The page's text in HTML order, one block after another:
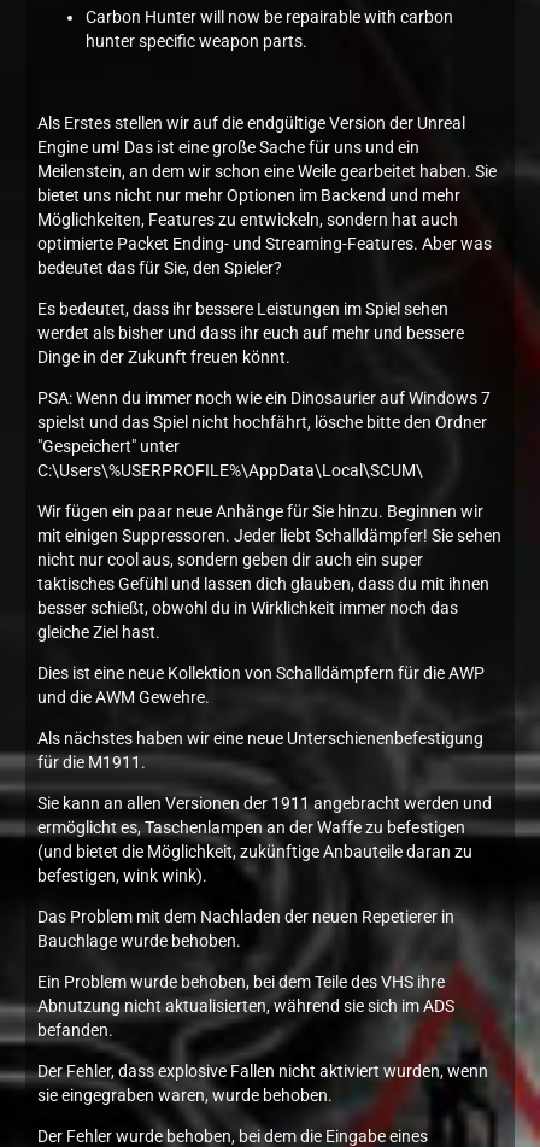
Carbon Hunter will now be repairable with carbon
hunter specific weapon parts.
Als Erstes stellen wir auf die endgültige Version der Unreal
Engine um! Das ist eine große Sache für uns und ein
Meilenstein, an dem wir schon eine Weile gearbeitet haben. Sie
bietet uns nicht nur mehr Optionen im Backend und mehr
Möglichkeiten, Features zu entwickeln, sondern hat auch
optimierte Packet Ending- und Streaming-Features. Aber was
bedeutet das für Sie, den Spieler?
Es bedeutet, dass ihr bessere Leistungen im Spiel sehen
werdet als bisher und dass ihr euch auf mehr und bessere
Dinge in der Zukunft freuen könnt.
PSA: Wenn du immer noch wie ein Dinosaurier auf Windows 7
spielst und das Spiel nicht hochfährt, lösche bitte den Ordner
"Gespeichert" unter
C:\Users\%USERPROFILE%\AppData\Local\SCUM\
Wir fügen ein paar neue Anhänge für Sie hinzu. Beginnen wir
mit einigen Suppressoren. Jeder liebt Schalldämpfer! Sie sehen
nicht nur cool aus, sondern geben dir auch ein super
taktisches Gefühl und lassen dich glauben, dass du mit ihnen
besser schießt, obwohl du in Wirklichkeit immer noch das
gleiche Ziel hast.
Dies ist eine neue Kollektion von Schalldämpfern für die AWP
und die AWM Gewehre.
Als nächstes haben wir eine neue Unterschienenbefestigung
für die M1911.
Sie kann an allen Versionen der 1911 angebracht werden und
ermöglicht es, Taschenlampen an der Waffe zu befestigen
(und bietet die Möglichkeit, zukünftige Anbauteile daran zu
befestigen, wink wink).
Das Problem mit dem Nachladen der neuen Repetierer in
Bauchlage wurde behoben.
Ein Problem wurde behoben, bei dem Teile des VHS ihre
Abnutzung nicht aktualisierten, während sie sich im ADS
befanden.
Der Fehler, dass explosive Fallen nicht aktiviert wurden, wenn
sie eingegraben waren, wurde behoben.
Der Fehler wurde behoben, bei dem die Eingabe eines